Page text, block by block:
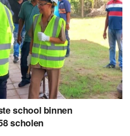
school binnen
scholen